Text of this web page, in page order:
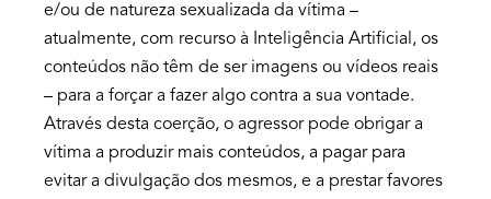
e/ou de natureza sexualizada da vítima –
atualmente, com recurso à Inteligência Artificial, os
conteúdos não têm de ser imagens ou vídeos reais
– para a forçar a fazer algo contra a sua vontade.
Através desta coerção, o agressor pode obrigar a
vítima a produzir mais conteúdos, a pagar para
evitar a divulgação dos mesmos, e a prestar favores